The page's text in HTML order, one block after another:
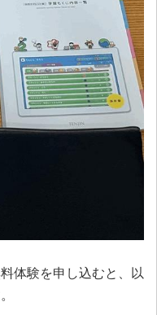
体験を申し込むと、以